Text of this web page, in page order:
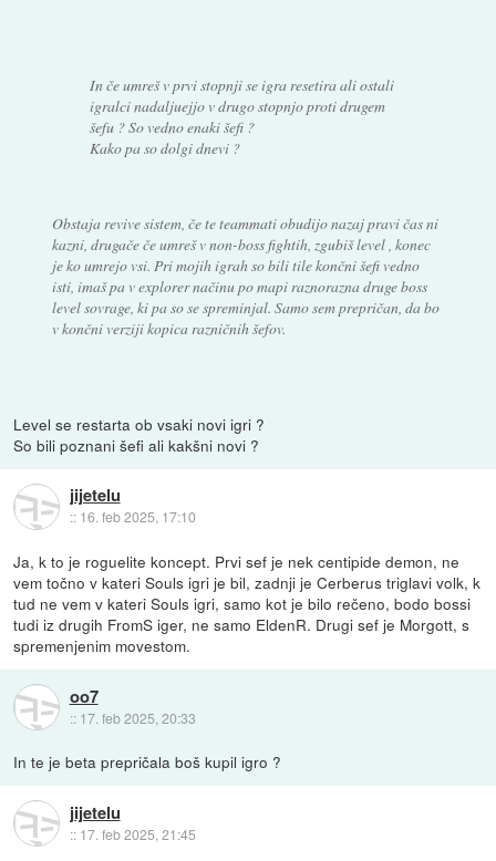
In če umreš v prvi stopnji se igra resetira ali ostali
igralci nadaljuejjo v drugo stopnjo proti drugem
šefu ? So vedno enaki šefi ?
Kako pa so dolgi dnevi ?
Obstaja revive sistem, če te teammati obudijo nazaj pravi čas ni
kazni, drugače če umreš v non-boss fightih, zgubiš level , konec
je ko umrejo vsi. Pri mojih igrah so bili tile končni šefi vedno
isti, imaš pa v explorer načinu po mapi raznorazna druge boss
level sovrage, ki pa so se spreminjal. Samo sem prepričan, da bo
v končni verziji kopica razničnih šefov.
Level se restarta ob vsaki novi igri ?
So bili poznani šefi ali kakšni novi ?
jijetelu
:: 16. feb 2025, 17:10
Ja, k to je roguelite koncept. Prvi sef je nek centipide demon, ne
vem točno v kateri Souls igri je bil, zadnji je Cerberus triglavi volk, k
tud ne vem v kateri Souls igri, samo kot je bilo rečeno, bodo bossi
tudi iz drugih FromS iger, ne samo EldenR. Drugi sef je Morgott, s
spremenjenim movestom.
oo7
:: 17. feb 2025, 20:33
In te je beta prepričala boš kupil igro ?
jijetelu
:: 17. feb 2025, 21:45